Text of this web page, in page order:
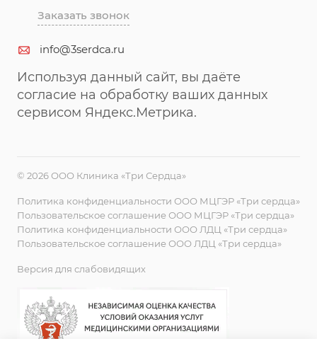
Заказать звонок
info@3serdca.ru
Используя данный сайт, вы даёте
согласие на обработку ваших данных
сервисом Яндекс.Метрика.
© 2026 ООО Клиника «Три Сердца»
Политика конфиденциальности ООО МЦГЭР «Три сердца»
Пользовательское соглашение ООО МЦГЭР «Три сердца»
Политика конфиденциальности ООО ЛДЦ «Три сердца»
Пользовательское соглашение ООО ЛДЦ «Три сердца»
Версия для слабовидящих